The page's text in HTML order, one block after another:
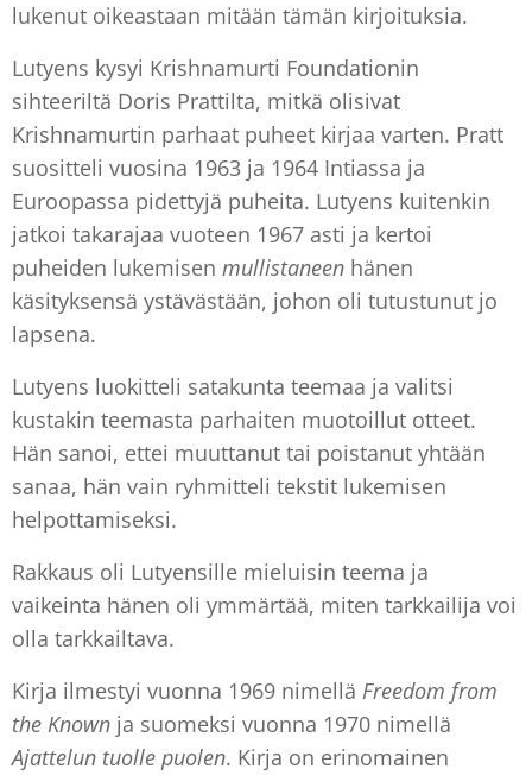
lukenut oikeastaan mitään tämän kirjoituksia.
Lutyens kysyi Krishnamurti Foundationin
sihteeriltä Doris Prattilta, mitkä olisivat
Krishnamurtin parhaat puheet kirjaa varten. Pratt
suositteli vuosina 1963 ja 1964 Intiassa ja
Euroopassa pidettyjä puheita. Lutyens kuitenkin
jatkoi takarajaa vuoteen 1967 asti ja kertoi
puheiden lukemisen mullistaneen hänen
käsityksensä ystävästään, johon oli tutustunut jo
lapsena.
Lutyens luokitteli satakunta teemaa ja valitsi
kustakin teemasta parhaiten muotoillut otteet.
Hän sanoi, ettei muuttanut tai poistanut yhtään
sanaa, hän vain ryhmitteli tekstit lukemisen
helpottamiseksi.
Rakkaus oli Lutyensille mieluisin teema ja
vaikeinta hänen oli ymmärtää, miten tarkkailija voi
olla tarkkailtava.
Kirja ilmestyi vuonna 1969 nimellä Freedom from
the Known ja suomeksi vuonna 1970 nimellä
Ajattelun tuolle puolen. Kirja on erinomainen